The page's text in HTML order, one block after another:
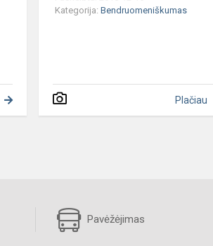
Kategorija:Bendruomeniškumas
Plačiau
Pavėžėjimas